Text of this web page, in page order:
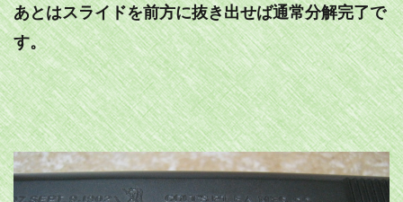
あとはスライドを前方に抜き出せば通常分解完了で
す。